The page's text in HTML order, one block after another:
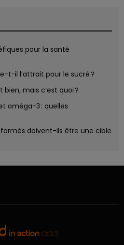
pour la santé
t-il l’attrait pour le sucré ?
bien, mais c’est quoi ?
oméga-3 : quelles
doivent-ils être une cible